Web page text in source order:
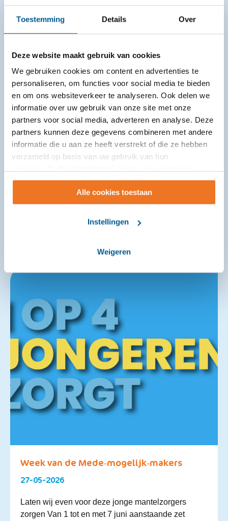
Toestemming Details Over
Deze website maakt gebruik van cookies
We gebruiken cookies om content en advertenties te
personaliseren, om functies voor social media te bieden
en om ons websiteverkeer te analyseren. Ook delen we
informatie over uw gebruik van onze site met onze
partners voor social media, adverteren en analyse. Deze
partners kunnen deze gegevens combineren met andere
informatie die u aan ze heeft verstrekt of die ze hebben
verzameld op basis van uw gebruik van hun
wijzigen.
Alle cookies toestaan
Instellingen
Weigeren
VoorleesExpress in Moerdijk stopt na
proefperiode
06-08-2026
Sinds eind 2024 loopt een proefproject met de
VoorleesExpress in de gemeente Moerdijk om
gezinnen met kinderen met een (risico op)
taalachterstand te ondersteunen bij ...
Week van de Mede‑mogelijk‑makers
27-05-2026
Laten wij even voor deze jonge mantelzorgers
zorgen Van 1 tot en met 7 juni aanstaande zet